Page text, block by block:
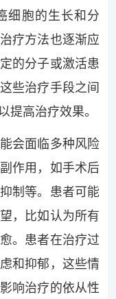
细胞的生长和分
疗方法也逐渐应
的分子或激活患
些治疗手段之间
提高治疗效果。
会面临多种风险
作用，如手术后
制等。患者可能
，比如认为所有
。患者在治疗过
和抑郁，这些情
响治疗的依从性